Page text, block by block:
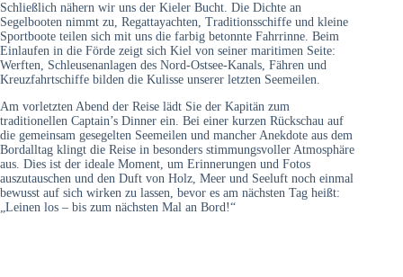
Schließlich nähern wir uns der Kieler Bucht. Die Dichte an
Segelbooten nimmt zu, Regattayachten, Traditionsschiffe und kleine
Sportboote teilen sich mit uns die farbig betonnte Fahrrinne. Beim
Einlaufen in die Förde zeigt sich Kiel von seiner maritimen Seite:
Werften, Schleusenanlagen des Nord-Ostsee-Kanals, Fähren und
Kreuzfahrtschiffe bilden die Kulisse unserer letzten Seemeilen.
Am vorletzten Abend der Reise lädt Sie der Kapitän zum
traditionellen Captain’s Dinner ein. Bei einer kurzen Rückschau auf
die gemeinsam gesegelten Seemeilen und mancher Anekdote aus dem
Bordalltag klingt die Reise in besonders stimmungsvoller Atmosphäre
aus. Dies ist der ideale Moment, um Erinnerungen und Fotos
auszutauschen und den Duft von Holz, Meer und Seeluft noch einmal
bewusst auf sich wirken zu lassen, bevor es am nächsten Tag heißt:
„Leinen los – bis zum nächsten Mal an Bord!“